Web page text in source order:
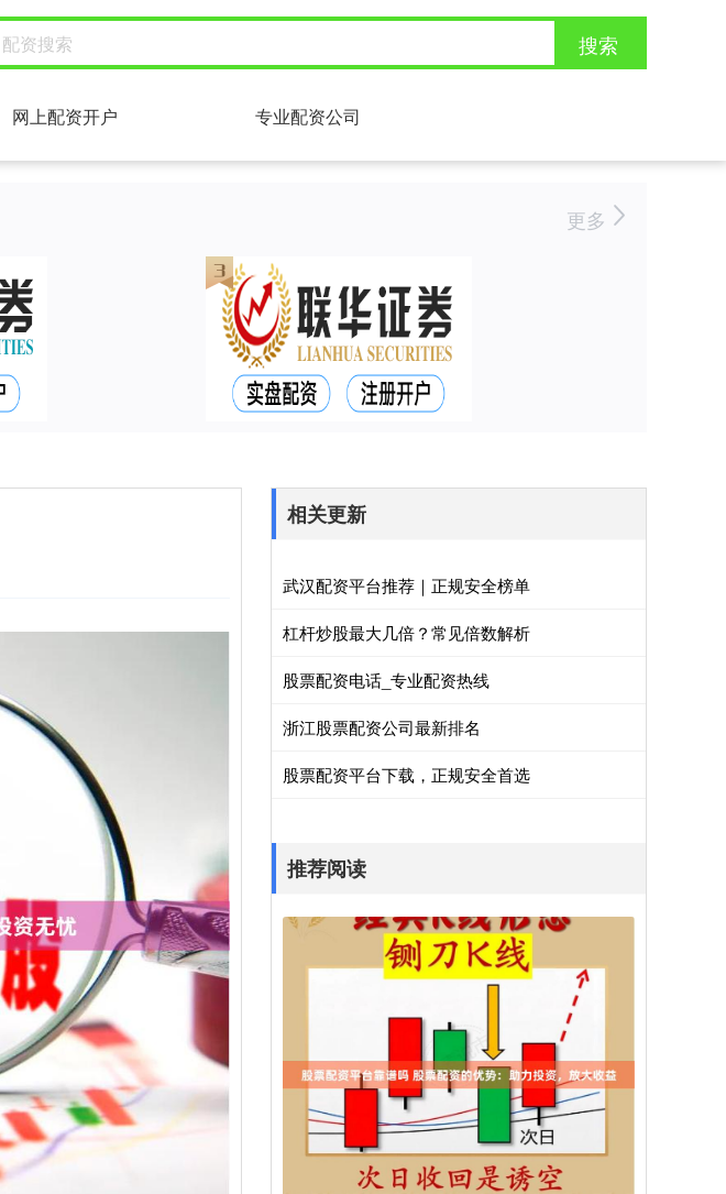
搜索
网上配资开户 专业配资公司
更多
相关更新
武汉配资平台推荐｜正规安全榜单
杠杆炒股最大几倍？常见倍数解析
股票配资电话_专业配资热线
浙江股票配资公司最新排名
股票配资平台下载，正规安全首选
推荐阅读